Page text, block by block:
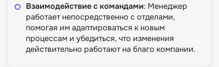
Взаимодействие с командами: Менеджер
работает непосредственно с отделами,
помогая им адаптироваться к новым
процессам и убедиться, что изменения
действительно работают на благо компании.